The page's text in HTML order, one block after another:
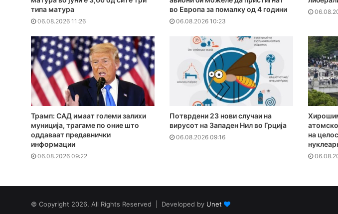
типа матура
06.08.2026 11:26
во Европа за помалку од 4 години
06.08.2026 10:23
Трамп: САД имаат големи залихи
муниција, трагаме по оние што
оддаваат предавнички
информации
06.08.2026 09:22
Потврдени 23 нови случаи на
вирусот на Западен Нил во Грција
06.08.2026 09:16
на
© Copyright 2026, All Rights Reserved | Developed by Unet